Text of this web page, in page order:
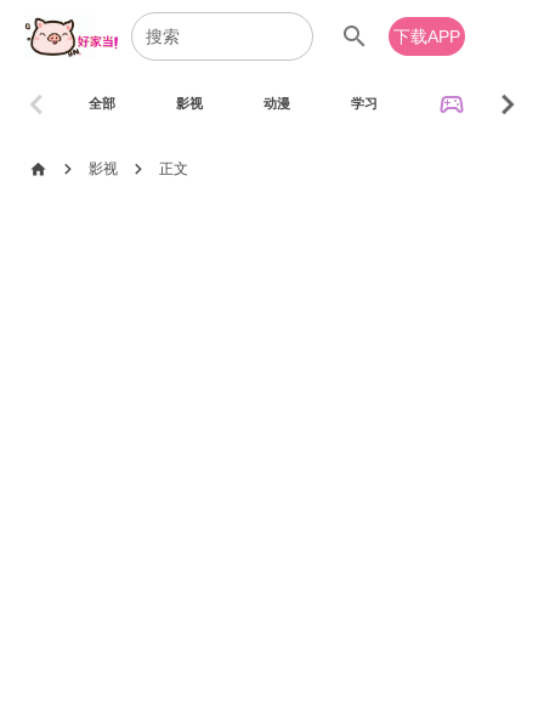
search 下载APP
全部 影视 动漫 学习 sports_esports
chevron_left chevron_right
home chevron_right 影视 chevron_right 正文